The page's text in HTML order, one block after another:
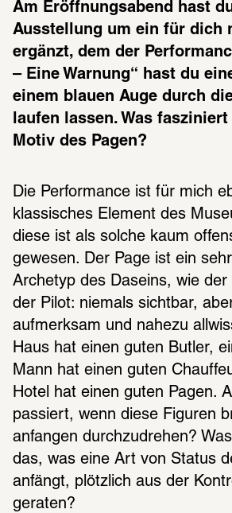
Am Eröffnungsabend hast
Ausstellung um ein für dich
ergänzt, dem der
– Eine Warnung“ hast du
einem blauen Auge durch
laufen lassen. Was
Motiv des Pagen?
Die Performance ist für mich
klassisches Element des
diese ist als solche kaum
gewesen. Der Page ist ein
Archetyp des Daseins, wie
der Pilot: niemals sichtbar,
aufmerksam und nahezu
Haus hat einen guten Butler,
Mann hat einen guten
Hotel hat einen guten Pagen.
passiert, wenn diese Figuren
anfangen durchzudrehen?
das, was eine Art von Status
anfängt, plötzlich aus der
geraten?